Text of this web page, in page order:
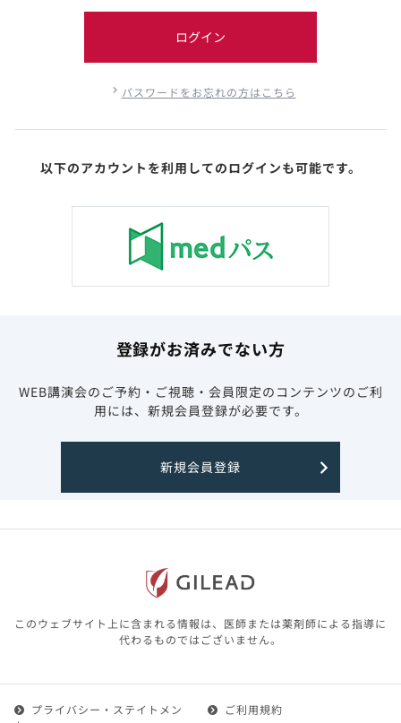
ログイン
パスワードをお忘れの方はこちら
以下のアカウントを利用してのログインも可能です。
登録がお済みでない方
WEB講演会のご予約・ご視聴・会員限定のコンテンツのご利
用には、新規会員登録が必要です。
新規会員登録
このウェブサイト上に含まれる情報は、医師または薬剤師による指導に
代わるものではございません。
プライバシー・ステイトメン
ご利用規約